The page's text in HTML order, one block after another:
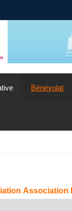
Bénévolat
Association